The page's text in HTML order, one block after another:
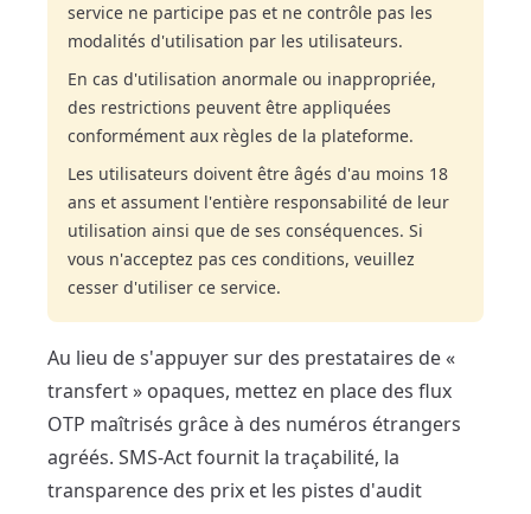
service ne participe pas et ne contrôle pas les
modalités d'utilisation par les utilisateurs.
En cas d'utilisation anormale ou inappropriée,
des restrictions peuvent être appliquées
conformément aux règles de la plateforme.
Les utilisateurs doivent être âgés d'au moins 18
ans et assument l'entière responsabilité de leur
utilisation ainsi que de ses conséquences. Si
vous n'acceptez pas ces conditions, veuillez
cesser d'utiliser ce service.
Au lieu de s'appuyer sur des prestataires de «
transfert » opaques, mettez en place des flux
OTP maîtrisés grâce à des numéros étrangers
agréés. SMS-Act fournit la traçabilité, la
transparence des prix et les pistes d'audit